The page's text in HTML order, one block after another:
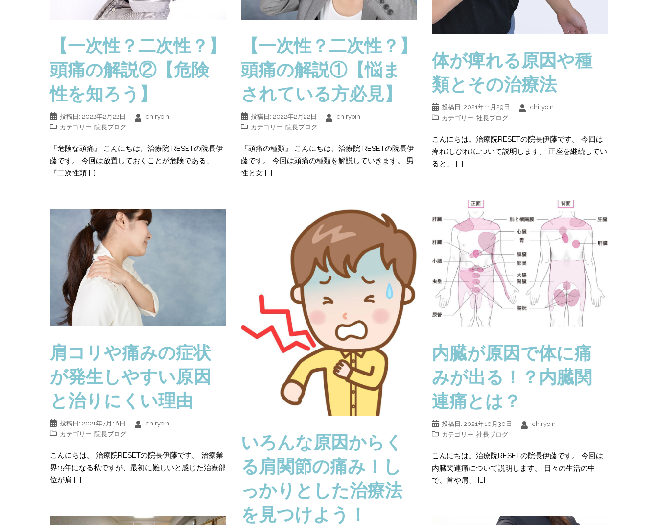
【一次性？二次性？】
頭痛の解説②【危険
性を知ろう】
投稿日: 2022年2月22日
chiryoin
カテゴリー: 院長ブログ
『危険な頭痛』 こんにちは、治療院 RESETの院長伊
藤です。 今回は放置しておくことが危険である、
『二次性頭 […]
【一次性？二次性？】
頭痛の解説①【悩ま
されている方必見】
投稿日: 2022年2月22日
chiryoin
カテゴリー: 院長ブログ
『頭痛の種類』 こんにちは、治療院 RESETの院長伊
藤です。 今回は頭痛の種類を解説していきます。 男
性と女 […]
体が痺れる原因や種
類とその治療法
投稿日: 2021年11月29日
chiryoin
カテゴリー: 社長ブログ
こんにちは。治療院RESETの院長伊藤です。 今回は
痺れ(しびれ)について説明します。 正座を継続してい
ると、 […]
内臓が原因で体に痛
みが出る！？内臓関
連痛とは？
投稿日: 2021年10月30日
chiryoin
カテゴリー: 社長ブログ
こんにちは。治療院RESETの院長伊藤です。 今回は
内臓関連痛について説明します。 日々の生活の中
で、首や肩、 […]
肩コリや痛みの症状
が発生しやすい原因
と治りにくい理由
投稿日: 2021年7月16日
chiryoin
カテゴリー: 院長ブログ
こんにちは。 治療院RESETの院長伊藤です。 治療業
界15年になる私ですが、最初に難しいと感じた治療部
位が肩 […]
いろんな原因からく
る肩関節の痛み！し
っかりとした治療法
を見つけよう！